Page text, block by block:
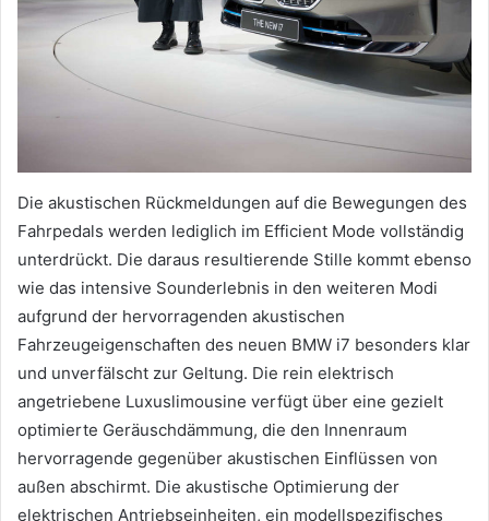
Die akustischen Rückmeldungen auf die Bewegungen des
Fahrpedals werden lediglich im Efficient Mode vollständig
unterdrückt. Die daraus resultierende Stille kommt ebenso
wie das intensive Sounderlebnis in den weiteren Modi
aufgrund der hervorragenden akustischen
Fahrzeugeigenschaften des neuen BMW i7 besonders klar
und unverfälscht zur Geltung. Die rein elektrisch
angetriebene Luxuslimousine verfügt über eine gezielt
optimierte Geräuschdämmung, die den Innenraum
hervorragende gegenüber akustischen Einflüssen von
außen abschirmt. Die akustische Optimierung der
elektrischen Antriebseinheiten, ein modellspezifisches